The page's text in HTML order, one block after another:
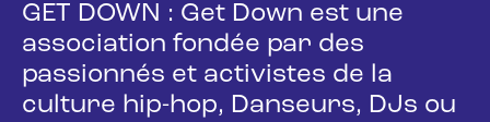
GET DOWN : Get Down est une
association fondée par des
passionnés et activistes de la
culture hip-hop, Danseurs, DJs ou